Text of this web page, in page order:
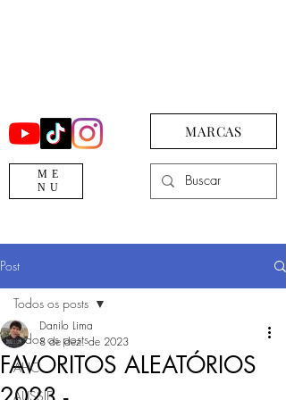
ME
NU
MARCAS
Post
Todos os posts
AHC
AUSSIE
Todos os posts
FAVORITOS ALEATÓRIOS
Danilo Lima
8 de dez. de 2023